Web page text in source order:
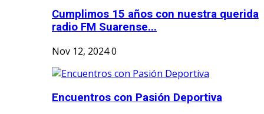
Cumplimos 15 años con nuestra querida
radio FM Suarense...
Nov 12, 20240
Encuentros con Pasión Deportiva